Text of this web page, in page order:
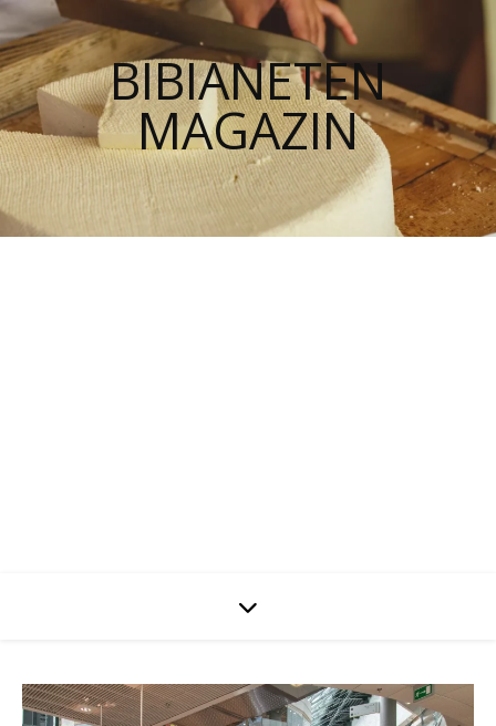
BIBIANETEN
MAGAZIN